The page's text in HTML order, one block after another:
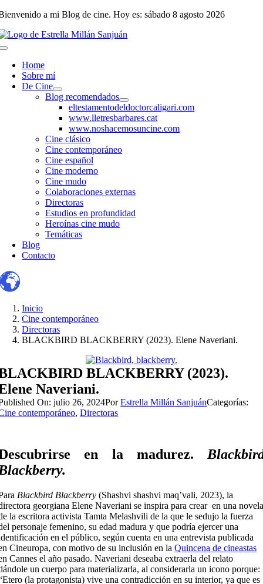
Saltar
contenido
a mi Blog de cine. Hoy es: sábado 8 agosto 2026
Toggle
NavigationHome
Sobre mí
De Cine
Blog recomendados
eltestamentodeldoctorcaligari.com
www.lletresbarbares.cat
www.noshacemosuncine.com
Cine clásico
Cine contemporáneo
Cine español
Cine moderno
Cine mudo
Colaboraciones externas
Directoras
Estudios en profundidad
Heroínas cine mudo
Temáticas
Blog
Contacto
Inicio
Cine contemporáneo
Directoras
BLACKBIRD BLACKBERRY (2023). Elene Naveriani.
BLACKBERRY (2023).
Naveriani.
On: julio 26, 2024PorEstrella Millán SanjuánCategorías:
contemporáneo,Directoras
en la madurez.
Blackbird Blackberry (Shashvi shashvi maq’vali, 2023), la
georgiana Elene Naveriani se inspira para crear en una
la escritora activista Tamta Melashvili de la que le sedujo la fuerza
personaje femenino, su edad madura y que podría ejercer una
en el público, según cuenta en una entrevista publicada
Cineuropa, con motivo de su inclusión en laQuincena de cineastas
Cannes el año pasado. Naveriani deseaba extraerla del relato
un cuerpo para materializarla, al considerarla un icono porque:
(la protagonista) vive una contradicción en su interior, ya que es